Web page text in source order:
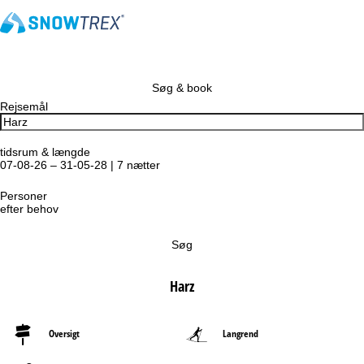
Søg & book
Rejsemål
tidsrum & længde
07-08-26 – 31-05-28 | 7 nætter
Personer
efter behov
Søg
Harz
Oversigt Langrend